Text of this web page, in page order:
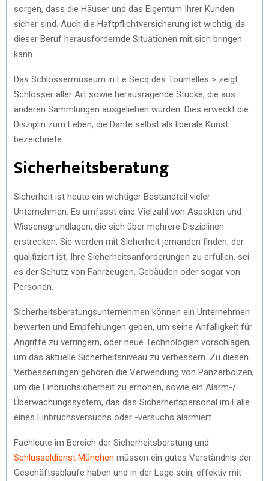
sorgen, dass die Häuser und das Eigentum Ihrer Kunden
sicher sind. Auch die Haftpflichtversicherung ist wichtig, da
dieser Beruf herausfordernde Situationen mit sich bringen
kann.
Das Schlossermuseum in Le Secq des Tournelles > zeigt
Schlösser aller Art sowie herausragende Stücke, die aus
anderen Sammlungen ausgeliehen wurden. Dies erweckt die
Disziplin zum Leben, die Dante selbst als liberale Kunst
bezeichnete.
Sicherheitsberatung
Sicherheit ist heute ein wichtiger Bestandteil vieler
Unternehmen. Es umfasst eine Vielzahl von Aspekten und
Wissensgrundlagen, die sich über mehrere Disziplinen
erstrecken. Sie werden mit Sicherheit jemanden finden, der
qualifiziert ist, Ihre Sicherheitsanforderungen zu erfüllen, sei
es der Schutz von Fahrzeugen, Gebäuden oder sogar von
Personen.
Sicherheitsberatungsunternehmen können ein Unternehmen
bewerten und Empfehlungen geben, um seine Anfälligkeit für
Angriffe zu verringern, oder neue Technologien vorschlagen,
um das aktuelle Sicherheitsniveau zu verbessern. Zu diesen
Verbesserungen gehören die Verwendung von Panzerbolzen,
um die Einbruchsicherheit zu erhöhen, sowie ein Alarm-/
Überwachungssystem, das das Sicherheitspersonal im Falle
eines Einbruchsversuchs oder -versuchs alarmiert.
Fachleute im Bereich der Sicherheitsberatung und
Schlüsseldienst München müssen ein gutes Verständnis der
Geschäftsabläufe haben und in der Lage sein, effektiv mit